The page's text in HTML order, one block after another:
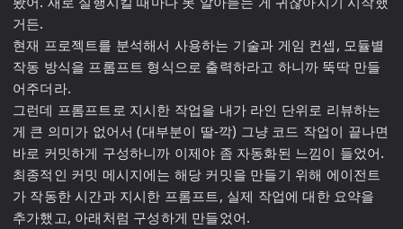
거든.
현재 프로젝트를 분석해서 사용하는 기술과 게임 컨셉, 모듈별
작동 방식을 프롬프트 형식으로 출력하라고 하니까 뚝딱 만들
어주더라.
그런데 프롬프트로 지시한 작업을 내가 라인 단위로 리뷰하는
게 큰 의미가 없어서 (대부분이 딸-깍) 그냥 코드 작업이 끝나면
바로 커밋하게 구성하니까 이제야 좀 자동화된 느낌이 들었어.
최종적인 커밋 메시지에는 해당 커밋을 만들기 위해 에이전트
가 작동한 시간과 지시한 프롬프트, 실제 작업에 대한 요약을
추가했고, 아래처럼 구성하게 만들었어.